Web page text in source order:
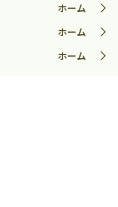
ホーム
ホーム
ホーム